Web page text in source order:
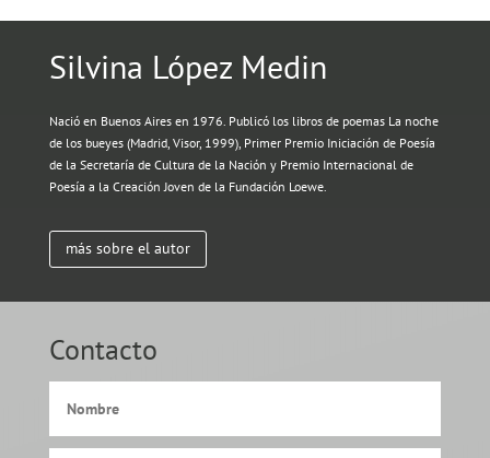
Silvina López Medin
Nació en Buenos Aires en 1976. Publicó los libros de poemas La noche
de los bueyes (Madrid, Visor, 1999), Primer Premio Iniciación de Poesía
de la Secretaría de Cultura de la Nación y Premio Internacional de
Poesía a la Creación Joven de la Fundación Loewe.
más sobre el autor
Contacto